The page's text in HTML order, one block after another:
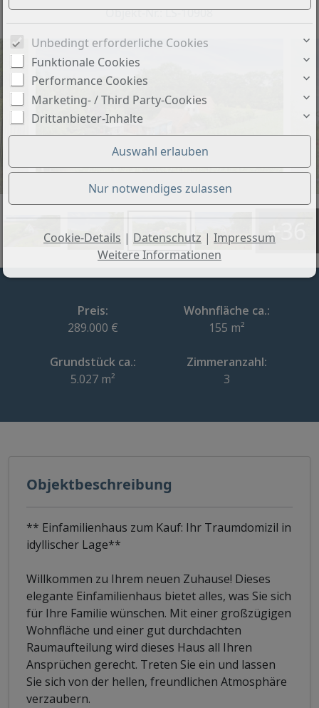
Objekt-Nr.: LS-10908
+36
Preis:
289.000 €
Wohnfläche ca.:
155 m²
Grundstück ca.:
5.027 m²
Zimmeranzahl:
3
Objektbeschreibung
** Einfamilienhaus zum Kauf: Ihr Traumdomizil in
idyllischer Lage**
Willkommen zu Ihrem neuen Zuhause! Dieses
elegante Einfamilienhaus bietet alles, was Sie sich
für Ihre Familie wünschen. Mit einer großzügigen
Wohnfläche und einer gut durchdachten
Raumaufteilung wird dieses Haus all Ihren
Ansprüchen gerecht. Treten Sie ein und lassen
Sie sich von der hellen, freundlichen Atmosphäre
verzaubern.
Unbedingt erforderliche Cookies
Funktionale Cookies
Performance Cookies
Marketing- / Third Party-Cookies
Drittanbieter-Inhalte
Cookie-Details | Datenschutz | Impressum
Weitere Informationen